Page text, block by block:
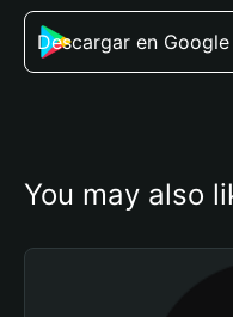
Descargar en
You may also